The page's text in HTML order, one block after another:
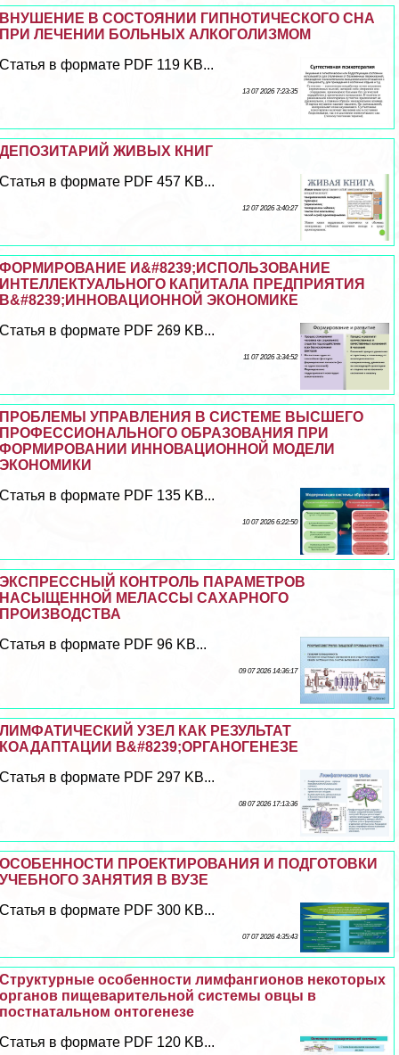
ВНУШЕНИЕ В СОСТОЯНИИ ГИПНОТИЧЕСКОГО СНА
ПРИ ЛЕЧЕНИИ БОЛЬНЫХ АЛКОГОЛИЗМОМ
Статья в формате PDF 119 KB...
13 07 2026 7:23:35
ДЕПОЗИТАРИЙ ЖИВЫХ КНИГ
Статья в формате PDF 457 KB...
12 07 2026 3:40:27
ФОРМИРОВАНИЕ И&#8239;ИСПОЛЬЗОВАНИЕ
ИНТЕЛЛЕКТУАЛЬНОГО КАПИТАЛА ПРЕДПРИЯТИЯ
В&#8239;ИННОВАЦИОННОЙ ЭКОНОМИКЕ
Статья в формате PDF 269 KB...
11 07 2026 3:34:52
ПРОБЛЕМЫ УПРАВЛЕНИЯ В СИСТЕМЕ ВЫСШЕГО
ПРОФЕССИОНАЛЬНОГО ОБРАЗОВАНИЯ ПРИ
ФОРМИРОВАНИИ ИННОВАЦИОННОЙ МОДЕЛИ
ЭКОНОМИКИ
Статья в формате PDF 135 KB...
10 07 2026 6:22:50
ЭКСПРЕССНЫЙ КОНТРОЛЬ ПАРАМЕТРОВ
НАСЫЩЕННОЙ МЕЛАССЫ САХАРНОГО
ПРОИЗВОДСТВА
Статья в формате PDF 96 KB...
09 07 2026 14:36:17
ЛИМФАТИЧЕСКИЙ УЗЕЛ КАК РЕЗУЛЬТАТ
КОАДАПТАЦИИ В&#8239;ОРГАНОГЕНЕЗЕ
Статья в формате PDF 297 KB...
08 07 2026 17:13:36
ОСОБЕННОСТИ ПРОЕКТИРОВАНИЯ И ПОДГОТОВКИ
УЧЕБНОГО ЗАНЯТИЯ В ВУЗЕ
Статья в формате PDF 300 KB...
07 07 2026 4:35:43
Структурные особенности лимфангионов некоторых
органов пищеварительной системы овцы в
постнатальном онтогенезе
Статья в формате PDF 120 KB...